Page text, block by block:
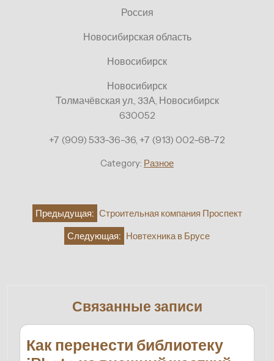
Россия
Новосибирская область
Новосибирск
Новосибирск
Толмачёвская ул., 33А, Новосибирск
630052
+7 (909) 533-36-36, +7 (913) 002-68-72
Category: Разное
Навигация
записям
Предыдущая: Строительная компания Проспект
Следующая: Новтехника в Брусе
Связанные записи
Как перенести библиотеку